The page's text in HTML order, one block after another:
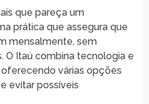
que pareça um
prática que assegura que
mensalmente, sem
O Itaú combina tecnologia e
várias opções
evitar possíveis